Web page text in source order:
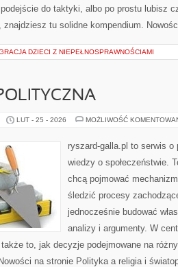
do taktyki, albo po prostu lubisz
znajdziesz tu solidne kompendium.
DZIECI Z NIEPEŁNOSPRAWNOŚCIAMI
LUT - 25 - 2026 MOŻLIWOŚĆ
ryszard-galla.pl to serwis
wiedzy o społeczeństwie.
chcą pojmować
śledzić procesy
jednocześnie budować
analizy i argumenty. W
to, jak decyzje podejmowane na
na stronie Polityka a religia i